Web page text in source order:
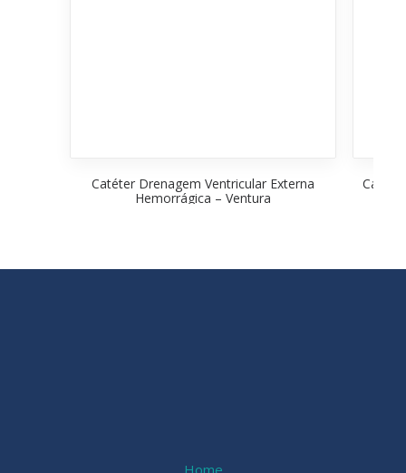
Catéter Drenagem Ventricular Externa
Hemorrágica – Ventura
Home